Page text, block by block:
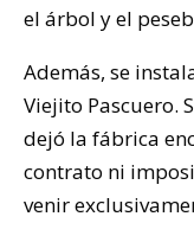
el árbol y el
Además, se
Viejito Pascuero.
dejó la fábrica
contrato ni
venir